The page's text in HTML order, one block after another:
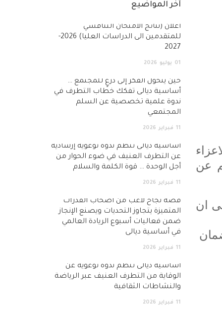
عن
وعلى ان
لضمان
آخر المواضيع
أعلان (نتائج الامتحان التنافسي
للمتقدمين الى الدراسات العليا) 2026-
2027
01 يوليو 2026
حين يتحول الفكر إلى درعٍ للمجتمع …
أساسية ديالى تفكك خطاب التطرف في
ندوة علمية تخصصية عن السلم
المجتمعي
11 فبراير 2026
أساسية ديالى تنظم ندوة توعوية إرشادية
عن التطرف العنيف في ضوء الحوار من
أجل الوحدة … قوة الكلمة والسلام
11 فبراير 2026
قصة نجاح لاعب من أصحاب القدرات
المتميزة يتجاوز التحديات ويصنع الإنجاز
ضمن فعاليات أسبوع الريادة العالمي
في أساسية ديالى
11 فبراير 2026
أساسية ديالى تنظم ندوة توعوية عن
الوقاية من التطرف العنيف عبر الرياضة
والنشاطات الثقافية
11 فبراير 2026